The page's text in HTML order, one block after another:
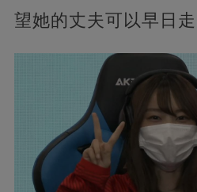
望她的丈夫可以早日